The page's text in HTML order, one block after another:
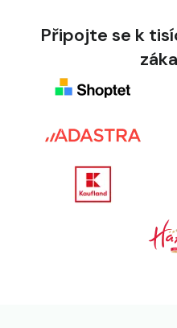
Připojte se k